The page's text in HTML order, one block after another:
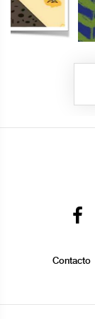
Contacto